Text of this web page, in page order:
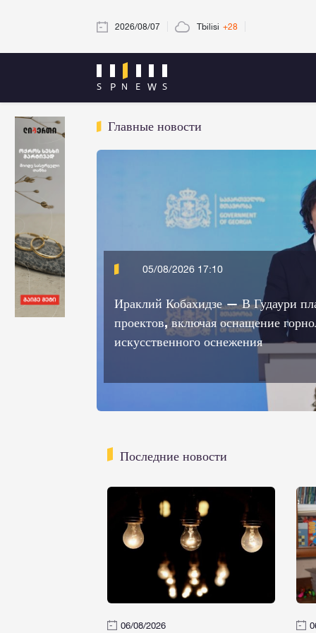
2026/08/07 Tbilisi +28
Главные новости
05/08/2026 17:10
Кобахидзе — В Гудаури планируется реализация
включая оснащение горнолыжных трасс системой
оснежения
Последние новости
06/08/2026